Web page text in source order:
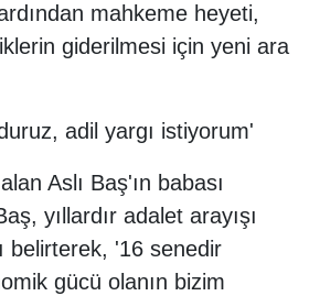
mahkeme heyeti,
giderilmesi için yeni ara
adil yargı istiyorum'
Aslı Baş'ın babası
yıllardır adalet arayışı
belirterek, '16 senedir
gücü olanın bizim